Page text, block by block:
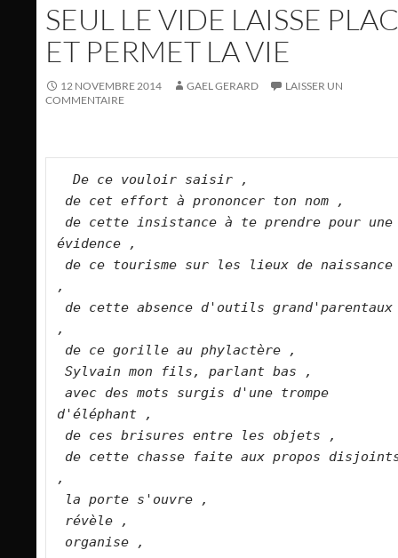
SEUL LE VIDE LAISSE
ET PERMET LA VIE
12 NOVEMBRE 2014 GAEL GERARD
LAISSER UN
COMMENTAIRE
De ce vouloir saisir ,
de cet effort à prononcer ton nom ,
de cette insistance à te prendre pour une
évidence ,
de ce tourisme sur les lieux de naissance
,
de cette absence d'outils grand'parentaux
,
de ce gorille au phylactère ,
Sylvain mon fils, parlant bas ,
avec des mots surgis d'une trompe
d'éléphant ,
de ces brisures entre les objets ,
de cette chasse faite aux propos
,
la porte s'ouvre ,
révèle ,
organise ,